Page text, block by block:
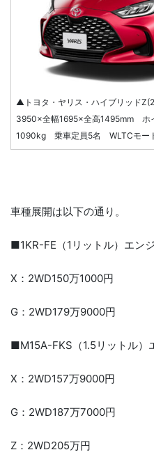
▲トヨタ・ヤリス・ハイブリッド
3950×全幅1695×全高1495mm
1090kg 乗車定員5名 WLTCモー
車種展開は以下の通り。
■1KR-FE（1リットル）エン
X：2WD150万1000円
G：2WD179万9000円
■M15A-FKS（1.5リットル）
X：2WD157万9000円
G：2WD187万7000円
Z：2WD205万円